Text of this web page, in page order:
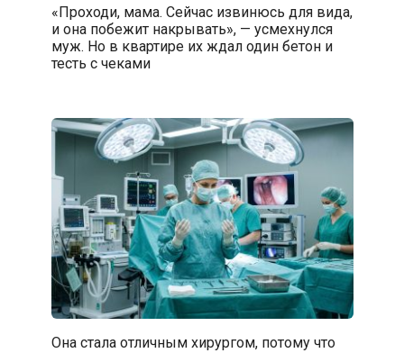
«Проходи, мама. Сейчас извинюсь для вида,
и она побежит накрывать», — усмехнулся
муж. Но в квартире их ждал один бетон и
тесть с чеками
Она стала отличным хирургом, потому что